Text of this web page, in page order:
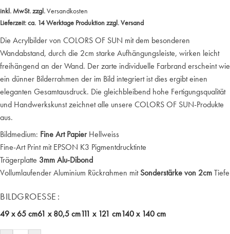
inkl. MwSt.zzgl.Versandkosten
Lieferzeit:ca. 14 Werktage Produktion zzgl. Versand
Die Acrylbilder von COLORS OF SUN mit dem besonderen
Wandabstand, durch die 2cm starke Aufhängungsleiste, wirken leicht
freihängend an der Wand. Der zarte individuelle Farbrand erscheint wie
ein dünner Bilderrahmen der im Bild integriert ist dies ergibt einen
eleganten Gesamtausdruck. Die gleichbleibend hohe Fertigungsqualität
und Handwerkskunst zeichnet alle unsere COLORS OF SUN-Produkte
aus.
Bildmedium: Fine Art PapierHellweiss
Fine-Art Print mit EPSON K3 Pigmentdrucktinte
Trägerplatte 3mm Alu-Dibond
Vollumlaufender Aluminium Rückrahmen mit Sonderstärke von 2cm Tiefe
BILDGROESSE
49 x 65 cm61 x 80,5 cm111 x 121 cm140 x 140 cm